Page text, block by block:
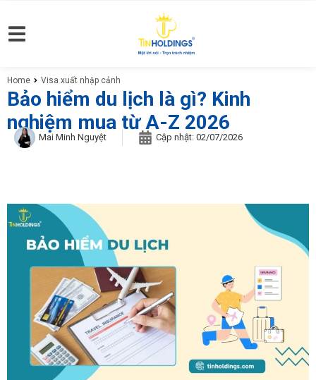
You are here:
Home Visa xuất nhập cảnh
Bảo hiểm du lịch là gì? Kinh
nghiệm mua từ A-Z 2026
Mai Minh Nguyệt Cập nhật: 02/07/2026